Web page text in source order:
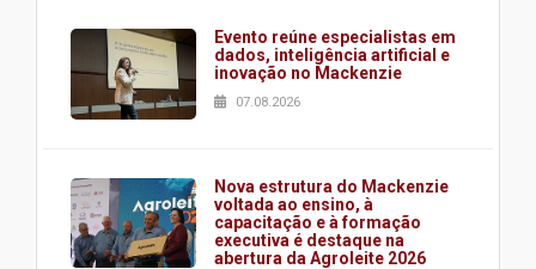
Evento reúne especialistas em
dados, inteligência artificial e
inovação no Mackenzie
07.08.2026
Nova estrutura do Mackenzie
voltada ao ensino, à
capacitação e à formação
executiva é destaque na
abertura da Agroleite 2026